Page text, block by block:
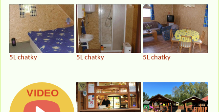
5L chatky 5L chatky 5L chatky